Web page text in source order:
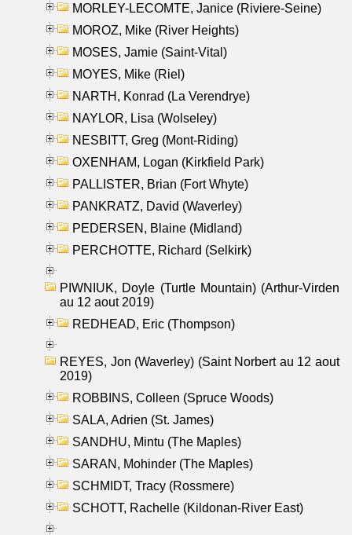
MORLEY-LECOMTE, Janice (Riviere-Seine)
MOROZ, Mike (River Heights)
MOSES, Jamie (Saint-Vital)
MOYES, Mike (Riel)
NARTH, Konrad (La Verendrye)
NAYLOR, Lisa (Wolseley)
NESBITT, Greg (Mont-Riding)
OXENHAM, Logan (Kirkfield Park)
PALLISTER, Brian (Fort Whyte)
PANKRATZ, David (Waverley)
PEDERSEN, Blaine (Midland)
PERCHOTTE, Richard (Selkirk)
PIWNIUK, Doyle (Turtle Mountain) (Arthur-Virden
au 12 aout 2019)
REDHEAD, Eric (Thompson)
REYES, Jon (Waverley) (Saint Norbert au 12 aout
2019)
ROBBINS, Colleen (Spruce Woods)
SALA, Adrien (St. James)
SANDHU, Mintu (The Maples)
SARAN, Mohinder (The Maples)
SCHMIDT, Tracy (Rossmere)
SCHOTT, Rachelle (Kildonan-River East)